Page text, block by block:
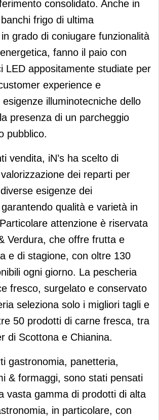
consolidato. Anche in
frigo di ultima
grado di coniugare funzionalità
fanno il paio con
LED appositamente studiate per
experience e
illuminotecniche dello
presenza di un parcheggio
pubblico.
vendita, iN’s ha scelto di
dei reparti per
esigenze dei
qualità e varietà in
attenzione è riservata
Verdura, che offre frutta e
e di stagione, con oltre 130
ogni giorno. La pescheria
fresco, surgelato e conservato
seleziona solo i migliori tagli e
50 prodotti di carne fresca, tra
di Scottona e Chianina.
gastronomia, panetteria,
& formaggi, sono stati pensati
vasta gamma di prodotti di alta
in particolare, con